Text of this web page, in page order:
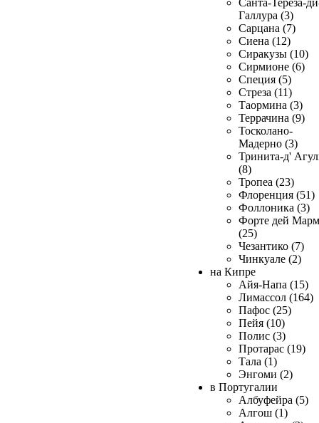
Санта-Тереза-
Галлура (3)
Сарцана (7)
Сиена (12)
Сиракузы (10)
Сирмионе (6)
Специя (5)
Стреза (11)
Таормина (3)
Террачина (9)
Тосколано-
Мадерно (3)
Тринита-д'
(8)
Тропеа (23)
Флоренция (51)
Фоллоника (3)
Форте дей
(25)
Чезантико (7)
Чинкуале (2)
на Кипре
Айя-Напа (15)
Лимассол (164)
Пафос (25)
Пейя (10)
Полис (3)
Протарас (19)
Тала (1)
Энгоми (2)
в Португалии
Албуфейра (5)
Алгош (1)